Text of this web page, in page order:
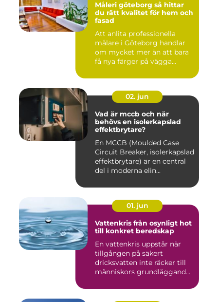
Måleri göteborg så hittar
du rätt kvalitet för hem och
fasad
Att anlita professionella
målare i Göteborg handlar
om mycket mer än att bara
få nya färger på vägga...
02. jun
Vad är mccb och när
behövs en isolerkapslad
effektbrytare?
En MCCB (Moulded Case
Circuit Breaker, isolerkapslad
effektbrytare) är en central
del i moderna elin...
01. jun
Vattenkris från osynligt hot
till konkret beredskap
En vattenkris uppstår när
tillgången på säkert
dricksvatten inte räcker till
människors grundläggand...